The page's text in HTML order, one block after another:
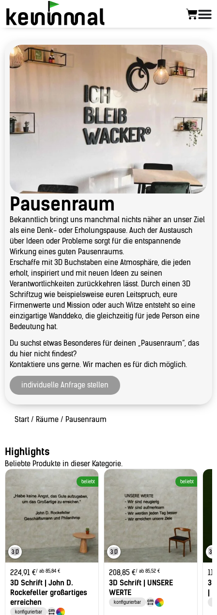
Pausenraum
Bekanntlich bringt uns manchmal nichts näher an unser Ziel
als eine Denk- oder Erholungspause. Auch der Austausch
über Ideen oder Probleme sorgt für die entspannende
Wirkung eines guten Pausenraums.
Erschaffe mit 3D Buchstaben eine Atmosphäre, die jeden
erholt, inspiriert und mit neuen Ideen zu seinen
Verantwortlichkeiten zurückkehren lässt. Durch einen 3D
Schriftzug wie beispielsweise euren Leitspruch, eure
Firmenwerte und Mission oder auch Witze entsteht so eine
einzigartige Wanddeko, die gleichzeitig für jede Person eine
Bedeutung hat.
Du suchst etwas Besonderes für deinen „Pausenraum“, das
du hier nicht findest?
Kontaktiere uns gerne. Wir machen es für dich möglich.
individuelle Anfrage stellen
Start / Räume / Pausenraum
Highlights
Beliebte Produkte in dieser Kategorie.
beliebt
224,91 €/ ab 85,84 €
3D Schrift | John D.
Rockefeller großartiges
erreichen
konfigurierbar
beliebt
208,85 €/ ab 85,52 €
3D Schrift | UNSERE
WERTE
konfigurierbar
|